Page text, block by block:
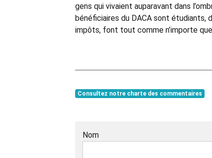
gens qui vivaient auparavant dans
bénéficiaires du DACA sont
impôts, font tout comme n’importe
Consultez notre charte des commentaires
Nom